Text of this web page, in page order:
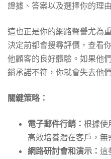
證據、答案以及選擇你的理
這也正是你的網路聲譽尤為
決定前都會搜尋評價，查看
他顧客的良好體驗。如果他
銷承諾不符，你就會失去他
關鍵策略：
電子郵件行銷： 根據使
高效培養潛在客戶，無
網路研討會和演示： 這